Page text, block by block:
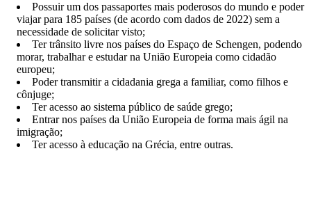
Possuir um dos passaportes mais poderosos do mundo e poder
viajar para 185 países (de acordo com dados de 2022) sem a
necessidade de solicitar visto;
Ter trânsito livre nos países do Espaço de Schengen, podendo
morar, trabalhar e estudar na União Europeia como cidadão
europeu;
Poder transmitir a cidadania grega a familiar, como filhos e
cônjuge;
Ter acesso ao sistema público de saúde grego;
Entrar nos países da União Europeia de forma mais ágil na
imigração;
Ter acesso à educação na Grécia, entre outras.